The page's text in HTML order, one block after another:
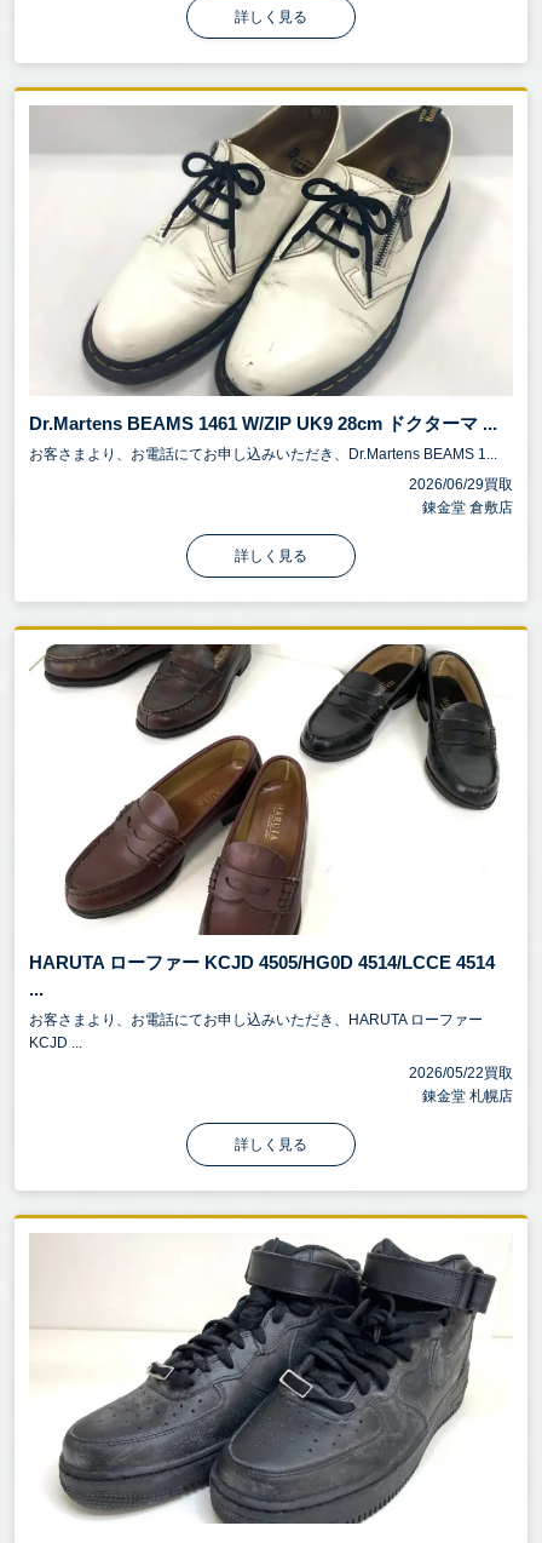
詳しく見る
Dr.Martens BEAMS 1461 W/ZIP UK9 28cm ドクターマ ...
お客さまより、お電話にてお申し込みいただき、Dr.Martens BEAMS 1...
2026/06/29買取
錬金堂 倉敷店
詳しく見る
HARUTA ローファー KCJD 4505/HG0D 4514/LCCE 4514
...
お客さまより、お電話にてお申し込みいただき、HARUTA ローファー
KCJD ...
2026/05/22買取
錬金堂 札幌店
詳しく見る